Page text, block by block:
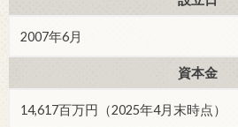
2007年6月
資本金
14,617百万円（2025年4月末時点）